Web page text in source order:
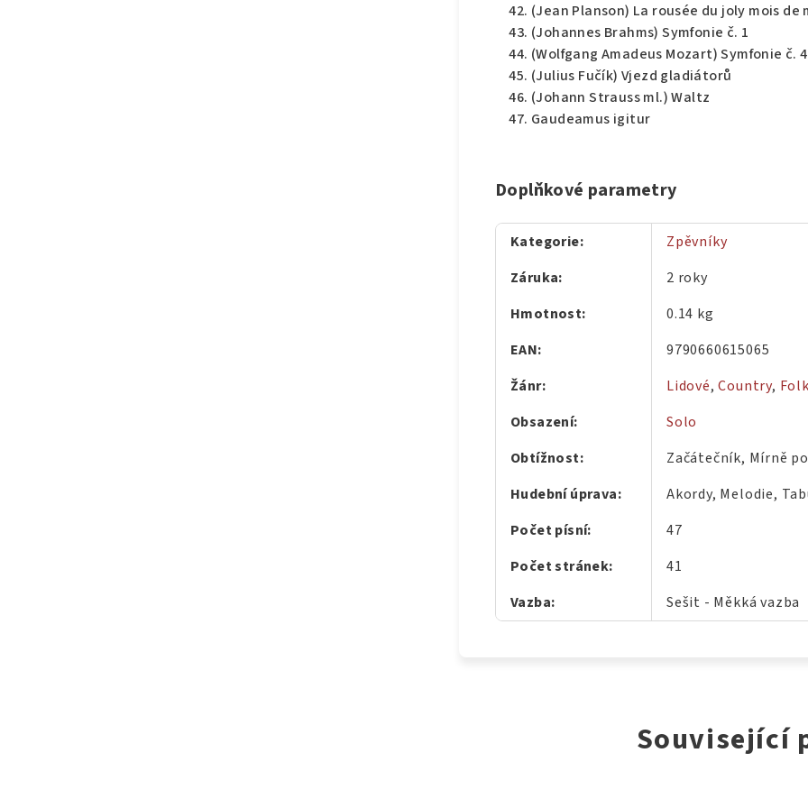
(Jean Planson) La rousée du joly mois de
(Johannes Brahms) Symfonie č. 1
(Wolfgang Amadeus Mozart) Symfonie č.
(Julius Fučík) Vjezd gladiátorů
(Johann Strauss ml.) Waltz
Gaudeamus igitur
Doplňkové parametry
Kategorie:
Zpěvníky
Záruka:
2 roky
Hmotnost:
0.14 kg
EAN:
9790660615065
Žánr: Lidové,Country,
Obsazení:
Solo
Obtížnost:
Začátečník, Mírně
Hudební úprava:
Akordy, Melodie,
Počet písní:
47
Počet stránek:
41
Vazba: Sešit - Měkká vazba
Související